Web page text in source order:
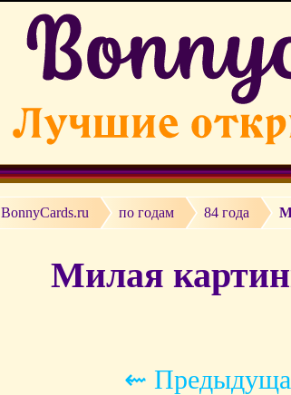
BonnyCards.ru по годам 84 года
Милая
⇜